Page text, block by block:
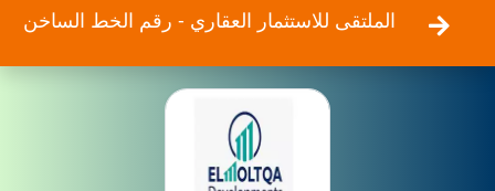
الملتقى للاستثمار العقاري - رقم الخط الساخن